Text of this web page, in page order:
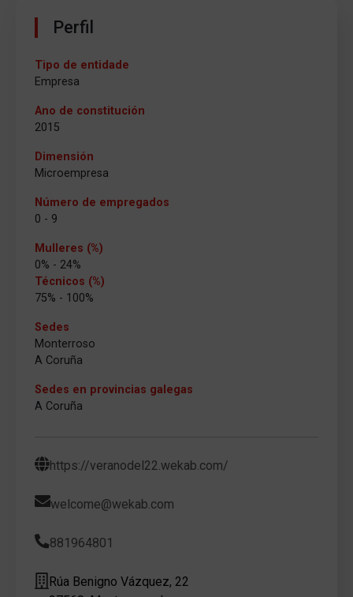
Perfil
Tipo de entidade
Empresa
Ano de constitución
2015
Dimensión
Microempresa
Número de empregados
0 - 9
Mulleres (%)
0% - 24%
Técnicos (%)
75% - 100%
Sedes
Monterroso
A Coruña
Sedes en provincias galegas
A Coruña
https://veranodel22.wekab.com/
welcome@wekab.com
881964801
Rúa Benigno Vázquez, 22